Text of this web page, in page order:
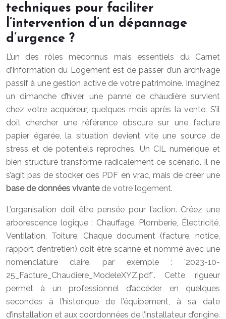
techniques pour faciliter
l’intervention d’un dépannage
d’urgence ?
L’un des rôles méconnus mais essentiels du Carnet
d’Information du Logement est de passer d’un archivage
passif à une gestion active de votre patrimoine. Imaginez
un dimanche d’hiver, une panne de chaudière survient
chez votre acquéreur, quelques mois après la vente. S’il
doit chercher une référence obscure sur une facture
papier égarée, la situation devient vite une source de
stress et de potentiels reproches. Un CIL numérique et
bien structuré transforme radicalement ce scénario. Il ne
s’agit pas de stocker des PDF en vrac, mais de créer une
base de données vivantede votre logement.
L’organisation doit être pensée pour l’action. Créez une
arborescence logique : Chauffage, Plomberie, Électricité,
Ventilation, Toiture. Chaque document (facture, notice,
rapport d’entretien) doit être scanné et nommé avec une
nomenclature claire, par exemple : `2023-10-
25_Facture_Chaudiere_ModeleXYZ.pdf`. Cette rigueur
permet à un professionnel d’accéder en quelques
secondes à l’historique de l’équipement, à sa date
d’installation et aux coordonnées de l’installateur d’origine.